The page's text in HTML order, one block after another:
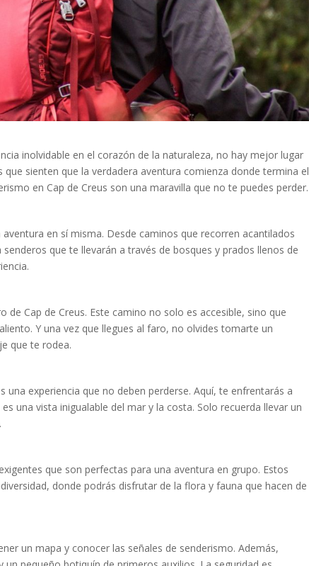
inolvidable en el corazón de la naturaleza, no hay mejor lugar
que sienten que la verdadera aventura comienza donde termina el
en Cap de Creus son una maravilla que no te puedes perder.
en sí misma. Desde caminos que recorren acantilados
que te llevarán a través de bosques y prados llenos de
Cap de Creus. Este camino no solo es accesible, sino que
Y una vez que llegues al faro, no olvides tomarte un
que te rodea.
experiencia que no deben perderse. Aquí, te enfrentarás a
una vista inigualable del mar y la costa. Solo recuerda llevar un
que son perfectas para una aventura en grupo. Estos
donde podrás disfrutar de la flora y fauna que hacen de
un mapa y conocer las señales de senderismo. Además,